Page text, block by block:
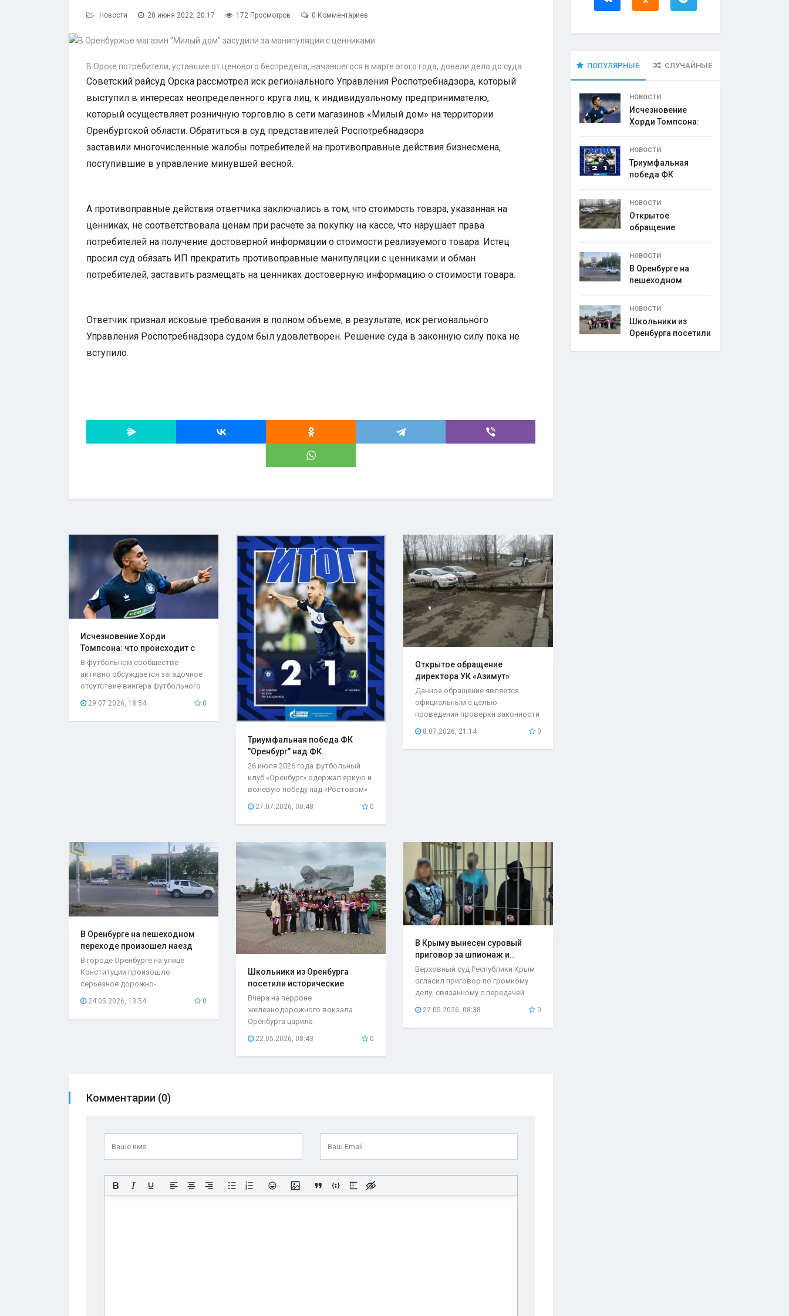
Новости 20 июня 2022, 20:17 172 Просмотров 0 Комментариев
В Орске потребители, уставшие от ценового беспредела, начавшегося в марте этого года, довели дело до суда.
Советский райсуд Орска рассмотрел иск регионального Управления Роспотребнадзора, который
выступил в интересах неопределенного круга лиц, к индивидуальному предпринимателю,
который осуществляет розничную торговлю в сети магазинов «Милый дом» на территории
Оренбургской области. Обратиться в суд представителей Роспотребнадзора
заставили многочисленные жалобы потребителей на противоправные действия бизнесмена,
поступившие в управление минувшей весной.
А противоправные действия ответчика заключались в том, что стоимость товара, указанная на
ценниках, не соответствовала ценам при расчете за покупку на кассе, что нарушает права
потребителей на получение достоверной информации о стоимости реализуемого товара. Истец
просил суд обязать ИП прекратить противоправные манипуляции с ценниками и обман
потребителей, заставить размещать на ценниках достоверную информацию о стоимости товара.
Ответчик признал исковые требования в полном объеме, в результате, иск регионального
Управления Роспотребнадзора судом был удовлетворен. Решение суда в законную силу пока не
вступило.
Исчезновение Хорди
Томпсона: что происходит с
игроком..
В футбольном сообществе
активно обсуждается загадочное
отсутствие вингера футбольного
клуба «Оренбург»...
29.07.2026, 18:54 0
Триумфальная победа ФК
"Оренбург" над ФК..
26 июля 2026 года футбольный
клуб «Оренбург» одержал яркую и
волевую победу над «Ростовом»
27.07.2026, 00:48 0
Открытое обращение
директора УК «Азимут»
Елены..
Данное обращение является
официальным с целью
проведения проверки законности
возложения ответственности...
8.07.2026, 21:14 0
В Оренбурге на пешеходном
переходе произошел наезд
на..
В городе Оренбурге на улице
Конституции произошло
серьезное дорожно-
транспортное происшествие,
24.05.2026, 13:54 0
Школьники из Оренбурга
посетили исторические
места..
Вчера на перроне
железнодорожного вокзала
Оренбурга царила
прибывшего поезда...
22.05.2026, 08:43 0
В Крыму вынесен суровый
приговор за шпионаж и..
Верховный суд Республики Крым
огласил приговор по громкому
делу, связанному с передачей
22.05.2026, 08:38 0
Комментарии (0)
ПОПУЛЯРНЫЕ СЛУЧАЙНЫЕ
НОВОСТИ
Исчезновение
Хорди Томпсона:
НОВОСТИ
Триумфальная
победа ФК
НОВОСТИ
Открытое
обращение
НОВОСТИ
В Оренбурге на
пешеходном
НОВОСТИ
Школьники из
Оренбурга посетили